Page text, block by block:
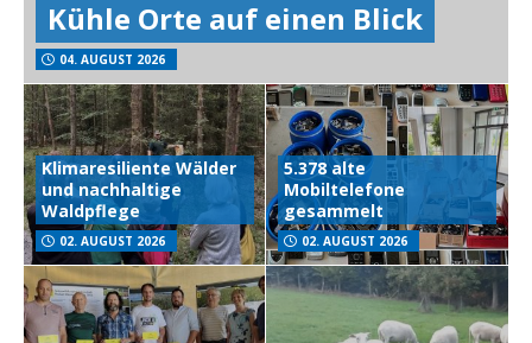
Kühle Orte auf einen Blick
04. AUGUST 2026
Klimaresiliente Wälder
und nachhaltige
Waldpflege
02. AUGUST 2026
5.378 alte
Mobiltelefone
gesammelt
02. AUGUST 2026